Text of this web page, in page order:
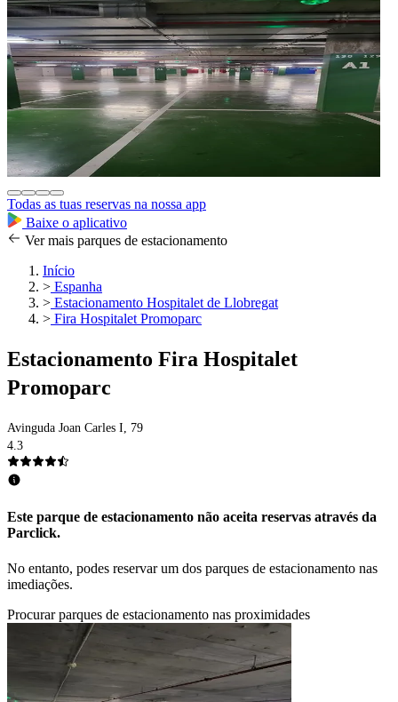
Todas as tuas reservas na nossa app
Baixe o aplicativo
Ver mais parques de estacionamento
Início
> Espanha
> Estacionamento Hospitalet de Llobregat
> Fira Hospitalet Promoparc
Estacionamento Fira Hospitalet
Promoparc
Avinguda Joan Carles I, 79
4.3
Este parque de estacionamento não aceita reservas através da
Parclick.
No entanto, podes reservar um dos parques de estacionamento nas
imediações.
Procurar parques de estacionamento nas proximidades